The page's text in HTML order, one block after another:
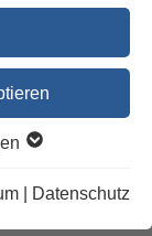
Datenschutz
19,95 €